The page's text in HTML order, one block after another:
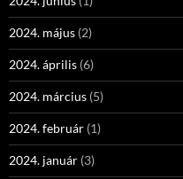
2024. május (2)
2024. április (6)
2024. március (5)
2024. február (1)
2024. január (3)